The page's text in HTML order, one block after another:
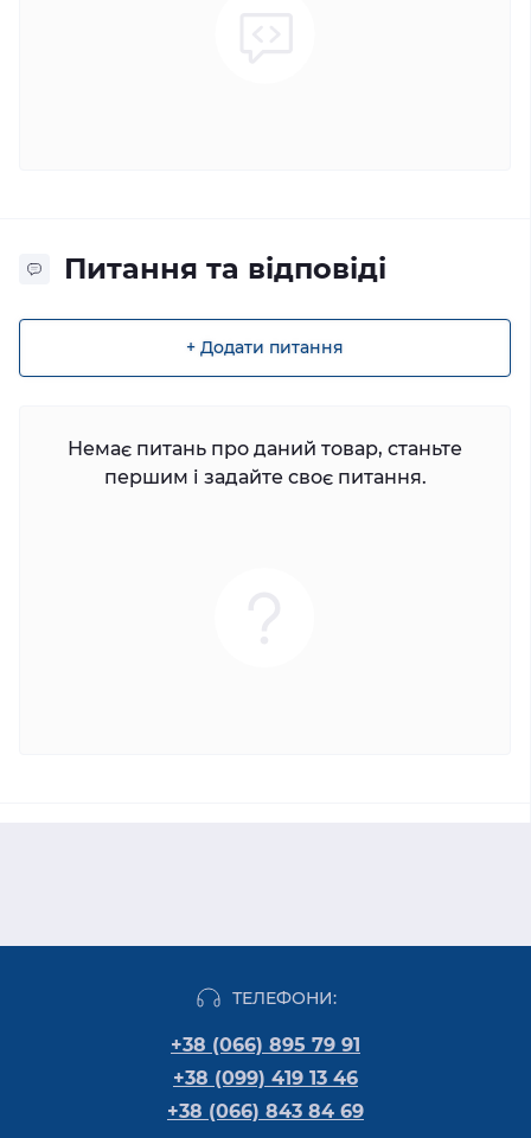
Питання та відповіді
+ Додати питання
Немає питань про даний товар, станьте
першим і задайте своє питання.
ТЕЛЕФОНИ:
+38 (066) 895 79 91
+38 (099) 419 13 46
+38 (066) 843 84 69